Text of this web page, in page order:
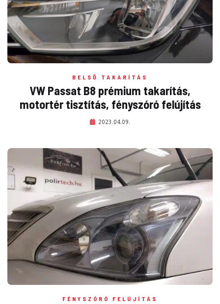
BELSŐ TAKARÍTÁS
VW Passat B8 prémium takarítás,
motortér tisztítás, fényszóró felújítás
2023.04.09.
FÉNYSZÓRÓ FELÚJÍTÁS